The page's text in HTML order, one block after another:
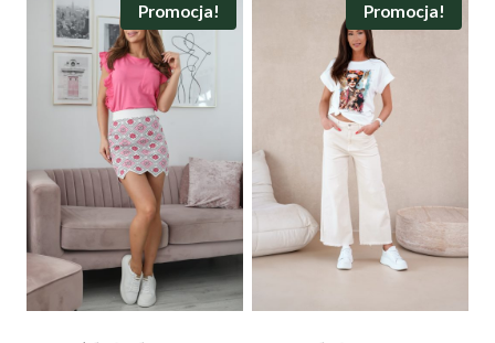
Promocja! Promocja!